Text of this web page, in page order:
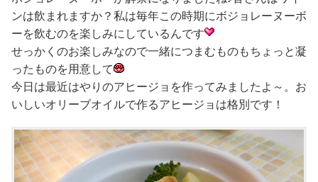
ンは飲まれますか？私は毎年この時期にボジョレーヌーボ
ーを飲むのを楽しみにしているんです
せっかくのお楽しみなので一緒につまむものもちょっと凝
ったものを用意して
今日は最近はやりのアヒージョを作ってみましたよ～。お
いしいオリーブオイルで作るアヒージョは格別です！